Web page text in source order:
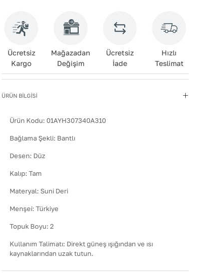
Ücretsiz
Kargo
Mağazadan
Değişim
Ücretsiz
İade
Hızlı
Teslimat
ÜRÜN BİLGİSİ
Ürün Kodu:01AYH307340A310
Bağlama Şekli: Bantlı
Desen: Düz
Kalıp:Tam
Materyal: Suni Deri
Menşei:Türkiye
Topuk Boyu:2
Kullanım Talimatı: Direkt güneş ışığından ve ısı
kaynaklarından uzak tutun.
Yıkama Talimatı:Deri ayakkabılarınızı yumuşak bir